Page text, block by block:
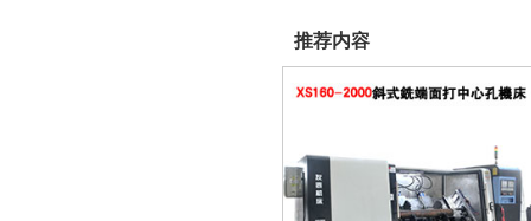
推荐内容